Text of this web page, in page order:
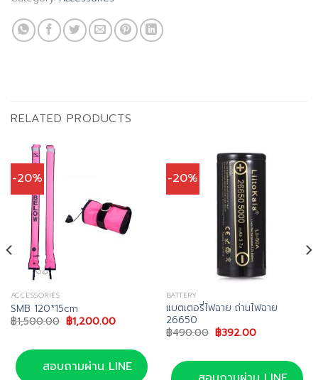
RELATED PRODUCTS
-20%
ACCESSORIES
SMB 120*15cm
฿1,500.00 Original
price
฿1,500.00.
฿1,200.00Current
฿1,200.00.
สอบถามผ่าน LINE
-20%
BATTERY
แบตเตอรี่ไฟฉาย ถ่านไฟฉาย
26650
฿490.00 Original
price
฿490.00.
฿392.00Current
฿392.00.